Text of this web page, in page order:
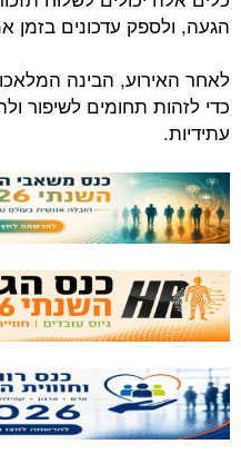
הגעה, ולספק עדכונים בזמן
לאחר האירוע, הבינה
כדי לזהות תחומים לשיפור
עתידיות.